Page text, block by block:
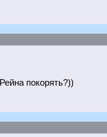
покорять?))